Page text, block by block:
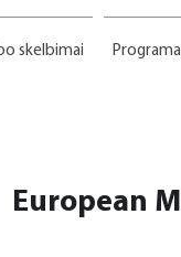
skelbimai Programa
European